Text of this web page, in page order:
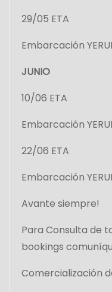
t
29/05 ETA
Embarcación
JUNIO
10/06 ETA
Embarcación
22/06 ETA
Embarcación
Avante siempre!
Para Consulta de
bookings
Comercialización